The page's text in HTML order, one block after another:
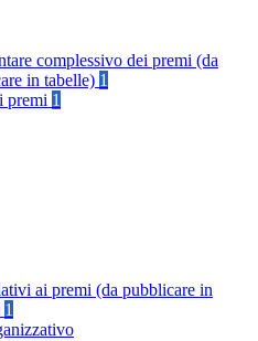
complessivo dei premi (da
in tabelle) 1
premi 1
ai premi (da pubblicare in
1